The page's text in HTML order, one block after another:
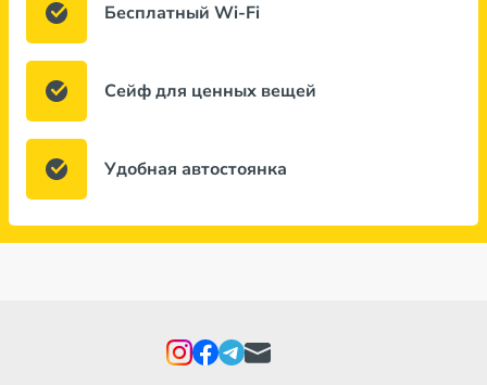
Бесплатный Wi-Fi
Сейф для ценных вещей
Удобная автостоянка